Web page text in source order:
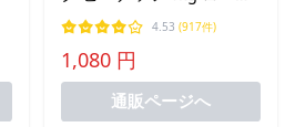
トピーナッツ 素焼き 落花
生 国内加工 無塩 添加物不
使用 植物油不使用 おつま
み チャック付き袋
4.53 (917件)
1,080 円
通販ページへ